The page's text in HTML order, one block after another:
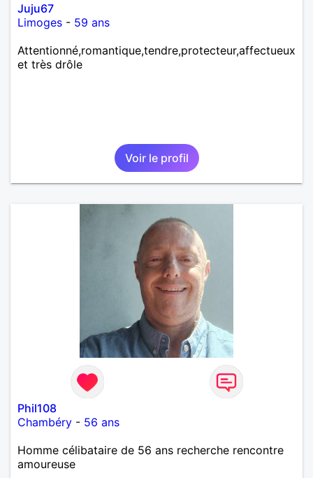
Juju67
Limoges - 59 ans
Attentionné,romantique,tendre,protecteur,affectueux
et très drôle
Voir le profil
Phil108
Chambéry - 56 ans
Homme célibataire de 56 ans recherche rencontre
amoureuse